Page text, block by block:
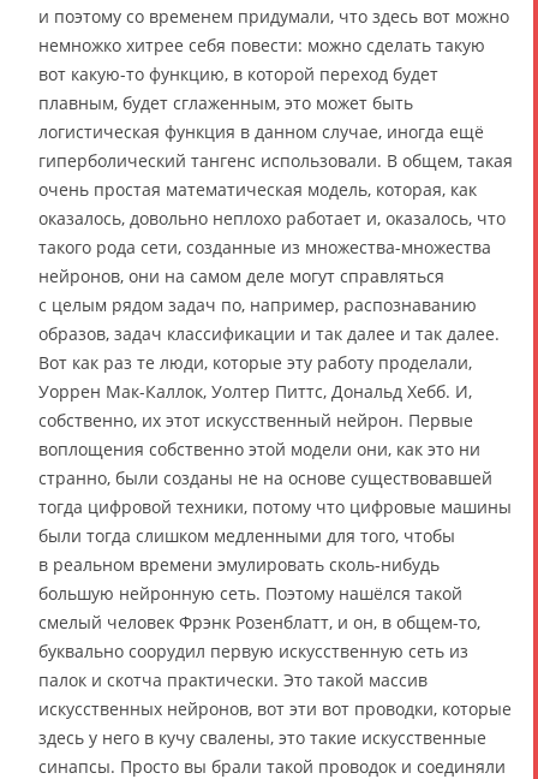
и поэтому со временем придумали, что здесь вот можно
немножко хитрее себя повести: можно сделать такую
вот какую-то функцию, в которой переход будет
плавным, будет сглаженным, это может быть
логистическая функция в данном случае, иногда ещё
гиперболический тангенс использовали. В общем, такая
очень простая математическая модель, которая, как
оказалось, довольно неплохо работает и, оказалось, что
такого рода сети, созданные из множества-множества
нейронов, они на самом деле могут справляться
с целым рядом задач по, например, распознаванию
образов, задач классификации и так далее и так далее.
Вот как раз те люди, которые эту работу проделали,
Уоррен Мак-Каллок, Уолтер Питтс, Дональд Хебб. И,
собственно, их этот искусственный нейрон. Первые
воплощения собственно этой модели они, как это ни
странно, были созданы не на основе существовавшей
тогда цифровой техники, потому что цифровые машины
были тогда слишком медленными для того, чтобы
в реальном времени эмулировать сколь-нибудь
большую нейронную сеть. Поэтому нашёлся такой
смелый человек Фрэнк Розенблатт, и он, в общем-то,
буквально соорудил первую искусственную сеть из
палок и скотча практически. Это такой массив
искусственных нейронов, вот эти вот проводки, которые
здесь у него в кучу свалены, это такие искусственные
синапсы. Просто вы брали такой проводок и соединяли